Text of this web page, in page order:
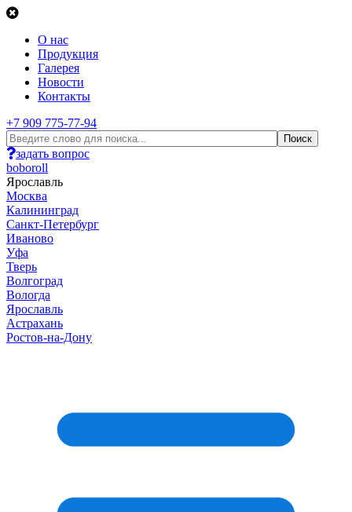
О нас
Продукция
Галерея
Новости
Контакты
+7 909 775-77-94
задать вопрос
boboroll
Ярославль
Москва
Калининград
Санкт-Петербург
Иваново
Уфа
Тверь
Волгоград
Вологда
Ярославль
Астрахань
Ростов-на-Дону